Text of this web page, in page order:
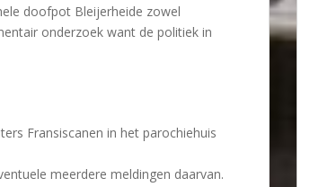
doofpot Bleijerheide zowel
onderzoek want de politiek in
Fransiscanen in het parochiehuis
meerdere meldingen daarvan.